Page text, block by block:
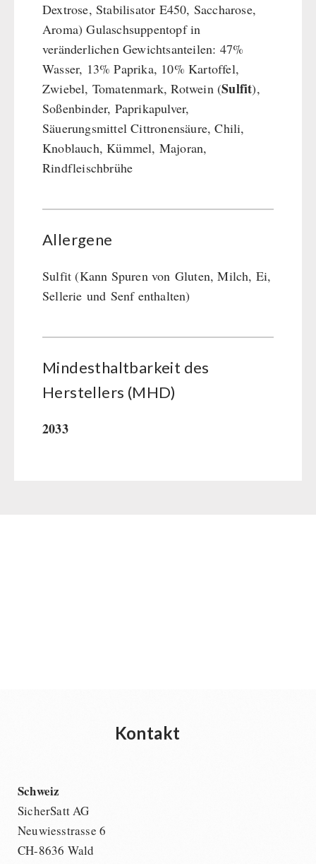
Dextrose, Stabilisator E450, Saccharose,
Aroma) Gulaschsuppentopf in
veränderlichen Gewichtsanteilen: 47%
Wasser, 13% Paprika, 10% Kartoffel,
Zwiebel, Tomatenmark, Rotwein (Sulfit),
Soßenbinder, Paprikapulver,
Säuerungsmittel Cittronensäure, Chili,
Knoblauch, Kümmel, Majoran,
Rindfleischbrühe
Allergene
Sulfit (Kann Spuren von Gluten, Milch, Ei,
Sellerie und Senf enthalten)
Mindesthaltbarkeit des
Herstellers (MHD)
2033
Kontakt
Schweiz
SicherSatt AG
Neuwiesstrasse 6
CH-8636 Wald